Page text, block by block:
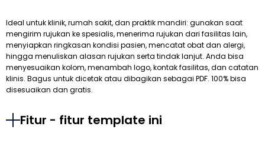
Ideal untuk klinik, rumah sakit, dan praktik mandiri: gunakan saat
mengirim rujukan ke spesialis, menerima rujukan dari fasilitas lain,
menyiapkan ringkasan kondisi pasien, mencatat obat dan alergi,
hingga menuliskan alasan rujukan serta tindak lanjut. Anda bisa
menyesuaikan kolom, menambah logo, kontak fasilitas, dan catatan
klinis. Bagus untuk dicetak atau dibagikan sebagai PDF. 100% bisa
disesuaikan dan gratis.
Fitur - fitur template ini